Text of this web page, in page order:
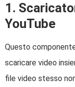
1.
YouTube
Questo
scaricare video
file video stesso